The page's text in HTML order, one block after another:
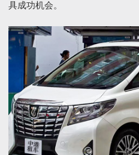
具成功机会。